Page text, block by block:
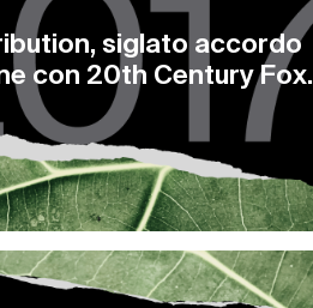
siglato accordo
con 20th Century Fox.